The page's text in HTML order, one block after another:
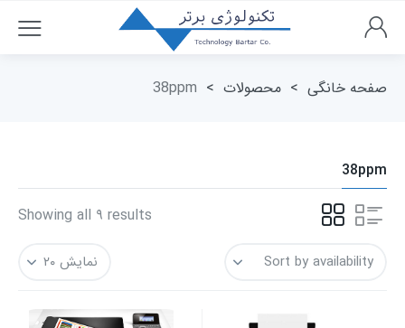
صفحه خانگی > محصولات >
38ppm
38ppm
Showing all ۹ results